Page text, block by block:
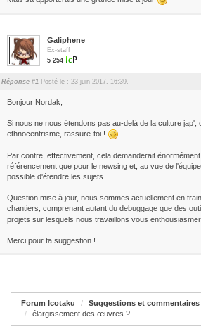
Galiphene
Ex-staff
5 254
Réponse #1 Posté le : 23 juin 2017, 16:39.
Bonjour Nordak,
Si nous ne nous étendons pas au-delà de la culture jap',
ethnocentrisme, rassure-toi !
Par contre, effectivement, cela demanderait
référencement que pour le newsing et, au vue de
possible d'étendre les sujets.
Question mise à jour, nous sommes actuellement en
chantiers, comprenant autant du debuggage que des
projets sur lesquels nous travaillons vous
Merci pour ta suggestion !
Forum Icotaku
Suggestions et commentaires
élargissement des œuvres ?